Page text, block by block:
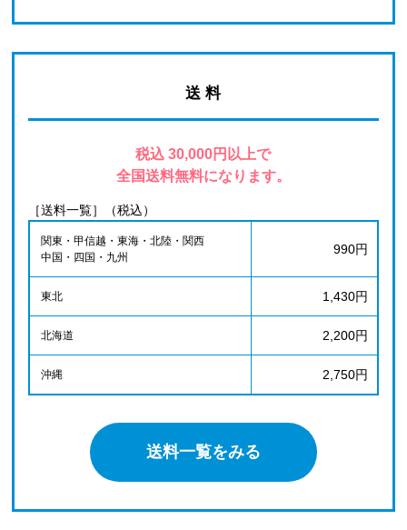
送 料
税込 30,000円以上で
全国送料無料になります。
［送料一覧］（税込）
関東・甲信越・東海・北陸・関西
中国・四国・九州
990円
東北 1,430円
北海道 2,200円
沖縄 2,750円
送料一覧をみる